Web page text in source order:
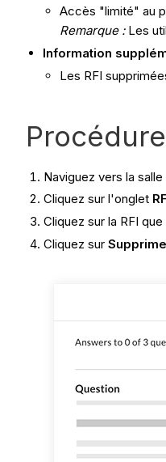
Accès "limité" au
Remarque : Les
Information
Les RFI
Procédure
Naviguez vers la
Cliquez sur l'onglet
Cliquez sur la RFI
Cliquez sur